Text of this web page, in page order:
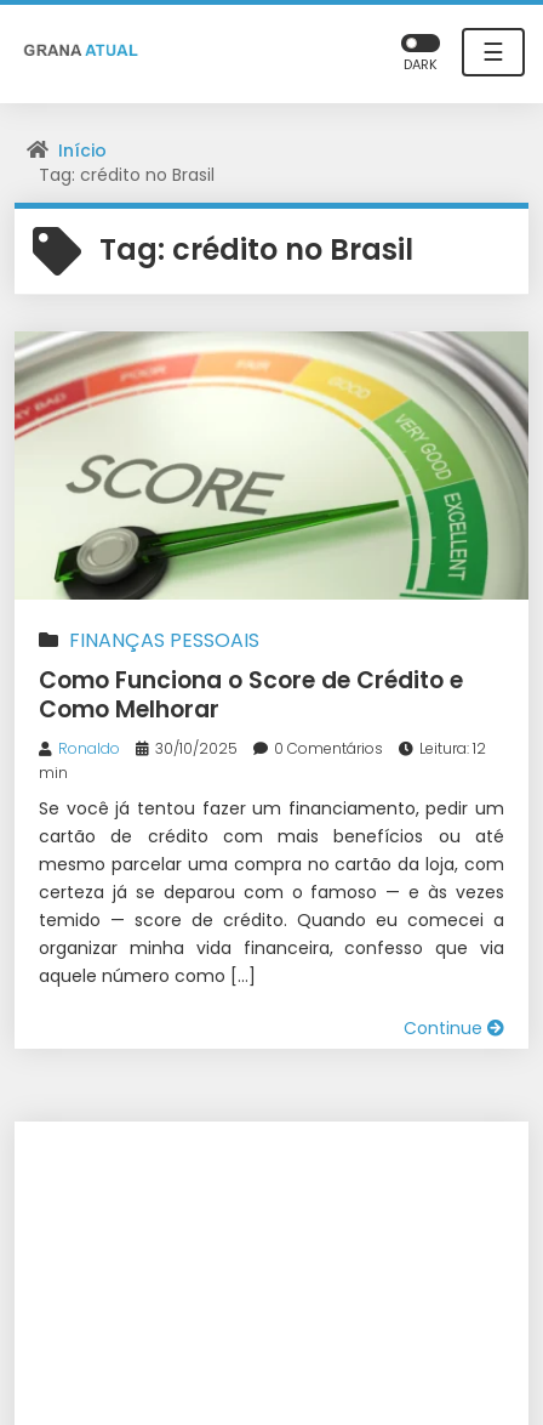
☰
DARK
Início
Tag: crédito no Brasil
Tag: crédito no Brasil
FINANÇAS PESSOAIS
Como Funciona o Score de Crédito e
Como Melhorar
Ronaldo 30/10/2025 0 Comentários
Leitura: 12
min
Se você já tentou fazer um financiamento, pedir um
cartão de crédito com mais benefícios ou até
mesmo parcelar uma compra no cartão da loja, com
certeza já se deparou com o famoso — e às vezes
temido — score de crédito. Quando eu comecei a
organizar minha vida financeira, confesso que via
aquele número como […]
Continue